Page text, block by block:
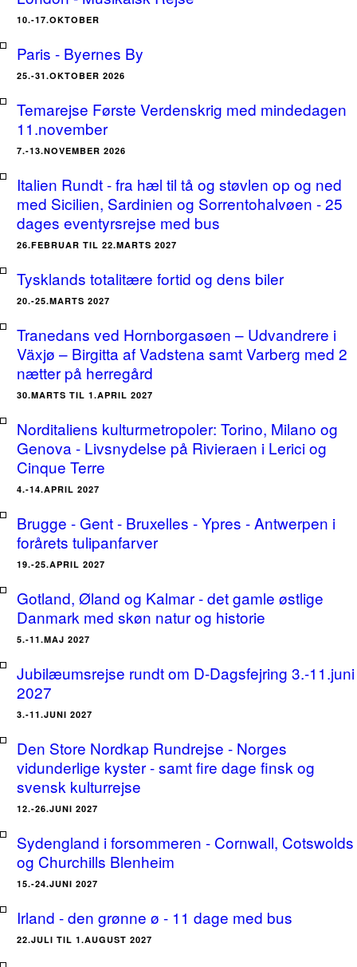
10.-17.OKTOBER
Paris - Byernes By
25.-31.OKTOBER 2026
Temarejse Første Verdenskrig med mindedagen
11.november
7.-13.NOVEMBER 2026
Italien Rundt - fra hæl til tå og støvlen op og ned
med Sicilien, Sardinien og Sorrentohalvøen - 25
dages eventyrsrejse med bus
26.FEBRUAR TIL 22.MARTS 2027
Tysklands totalitære fortid og dens biler
20.-25.MARTS 2027
Tranedans ved Hornborgasøen – Udvandrere i
Växjø – Birgitta af Vadstena samt Varberg med 2
nætter på herregård
30.MARTS TIL 1.APRIL 2027
Norditaliens kulturmetropoler: Torino, Milano og
Genova - Livsnydelse på Rivieraen i Lerici og
Cinque Terre
4.-14.APRIL 2027
Brugge - Gent - Bruxelles - Ypres - Antwerpen i
forårets tulipanfarver
19.-25.APRIL 2027
Gotland, Øland og Kalmar - det gamle østlige
Danmark med skøn natur og historie
5.-11.MAJ 2027
Jubilæumsrejse rundt om D-Dagsfejring 3.-11.juni
2027
3.-11.JUNI 2027
Den Store Nordkap Rundrejse - Norges
vidunderlige kyster - samt fire dage finsk og
svensk kulturrejse
12.-26.JUNI 2027
Sydengland i forsommeren - Cornwall, Cotswolds
og Churchills Blenheim
15.-24.JUNI 2027
Irland - den grønne ø - 11 dage med bus
22.JULI TIL 1.AUGUST 2027